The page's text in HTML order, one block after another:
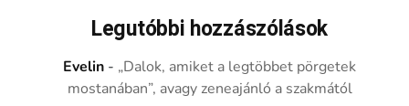
Legutóbbi hozzászólások
Evelin - „Dalok, amiket a legtöbbet pörgetek
mostanában”, avagy zeneajánló a szakmától